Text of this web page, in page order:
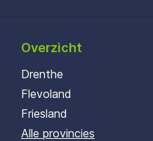
Overzicht
Drenthe
Flevoland
Friesland
Alle provincies